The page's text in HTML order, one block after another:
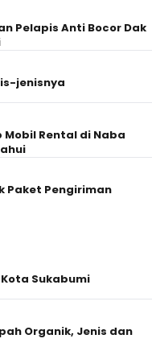
Pelapis Anti Bocor Dak
jenisnya
Rental di Naba
Paket Pengiriman
Sukabumi
Organik, Jenis dan